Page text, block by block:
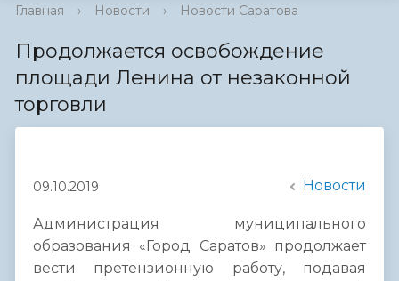
Главная › Новости › Новости Саратова
Продолжается освобождение
площади Ленина от незаконной
торговли
09.10.2019 Новости
Администрация муниципального
образования «Город Саратов» продолжает
вести претензионную работу, подавая